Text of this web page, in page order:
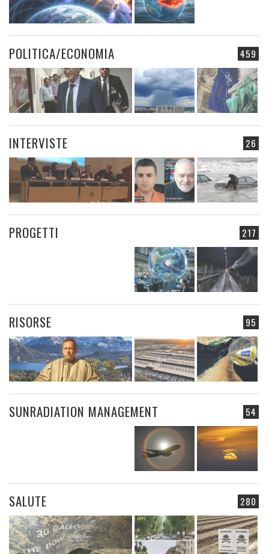
459
POLITICA/ECONOMIA
26
INTERVISTE
217
PROGETTI
95
RISORSE
54
SUNRADIATION MANAGEMENT
280
SALUTE